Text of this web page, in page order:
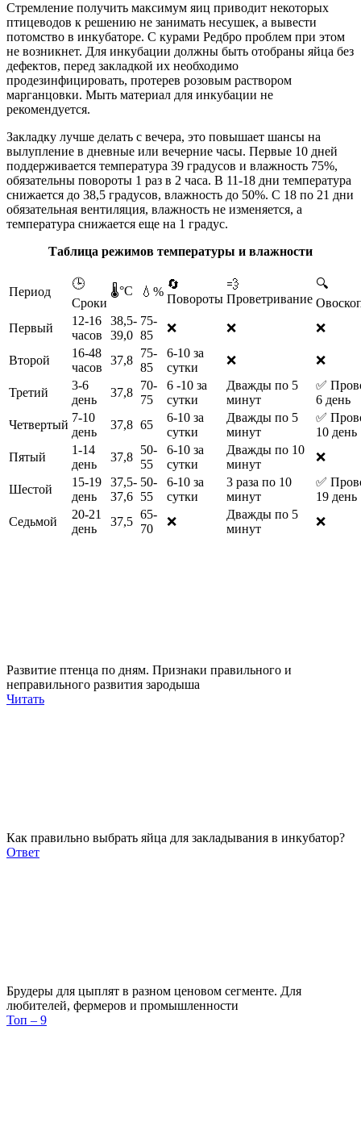
Стремление получить максимум яиц приводит некоторых
птицеводов к решению не занимать несушек, а вывести
потомство в инкубаторе. С курами Редбро проблем при этом
не возникнет. Для инкубации должны быть отобраны яйца без
дефектов, перед закладкой их необходимо
продезинфицировать, протерев розовым раствором
марганцовки. Мыть материал для инкубации не
рекомендуется.
Закладку лучше делать с вечера, это повышает шансы на
вылупление в дневные или вечерние часы. Первые 10 дней
поддерживается температура 39 градусов и влажность 75%,
обязательны повороты 1 раз в 2 часа. В 11-18 дни температура
снижается до 38,5 градусов, влажность до 50%. С 18 по 21 дни
обязательная вентиляция, влажность не изменяется, а
температура снижается еще на 1 градус.
Таблица режимов температуры и влажности
Период
🕒
Сроки
🌡️°С 💧%
🔄
Повороты
💨
Проветривание
🔍
Первый
12-16
часов
38,5-
39,0
75-
85
❌ ❌ ❌
Второй
16-48
часов
37,8
75-
85
6-10 за
сутки
❌ ❌
Третий
3-6
день
37,8
70-
75
6 -10 за
сутки
Дважды по 5
минут
✅
6 день
Четвертый
7-10
день
37,8 65
6-10 за
сутки
Дважды по 5
минут
✅
10 день
Пятый
1-14
день
37,8
50-
55
6-10 за
сутки
Дважды по 10
минут
❌
Шестой
15-19
день
37,5-
37,6
50-
55
6-10 за
сутки
3 раза по 10
минут
✅
19 день
Седьмой
20-21
день
37,5
65-
70
❌
Дважды по 5
минут
❌
Развитие птенца по дням. Признаки правильного и
неправильного развития зародыша
Читать
Как правильно выбрать яйца для закладывания в инкубатор?
Ответ
Брудеры для цыплят в разном ценовом сегменте. Для
любителей, фермеров и промышленности
Топ – 9